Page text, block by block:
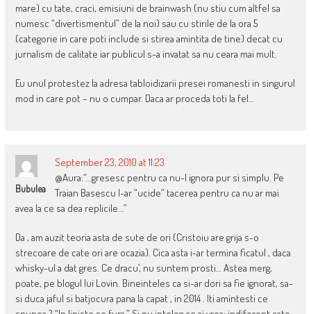
mare) cu tate, craci, emisiuni de brainwash (nu stiu cum altfel sa
numesc “divertismentul” de la noi) sau cu stirile de la ora 5
(categorie in care poti include si stirea amintita de tine) decat cu
jurnalism de calitate iar publicul s-a invatat sa nu ceara mai mult.
Eu unul protestez la adresa tabloidizarii presei romanesti in singurul
mod in care pot – nu o cumpar. Daca ar proceda toti la fel…
Bubulea
September 23, 2010 at 11:23
@Aura:“…gresesc pentru ca nu-l ignora pur si simplu. Pe
Traian Basescu l-ar “ucide” tacerea pentru ca nu ar mai
avea la ce sa dea replicile…”
Da , am auzit teoria asta de sute de ori (Cristoiu are grija s-o
strecoare de cate ori are ocazia). Cica asta i-ar termina ficatul , daca
whisky-ul a dat gres. Ce dracu’, nu suntem prosti… Astea merg,
poate, pe blogul lui Lovin. Bineinteles ca si-ar dori sa fie ignorat, sa-
si duca jaful si batjocura pana la capat , in 2014 . Iti amintesti ce